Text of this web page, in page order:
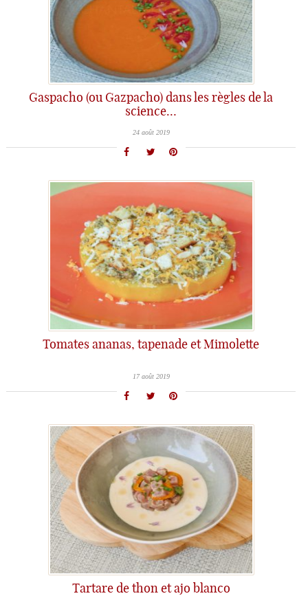
Gaspacho (ou Gazpacho) dans les règles de la
science…
24 août 2019
Tomates ananas, tapenade et Mimolette
17 août 2019
Tartare de thon et ajo blanco